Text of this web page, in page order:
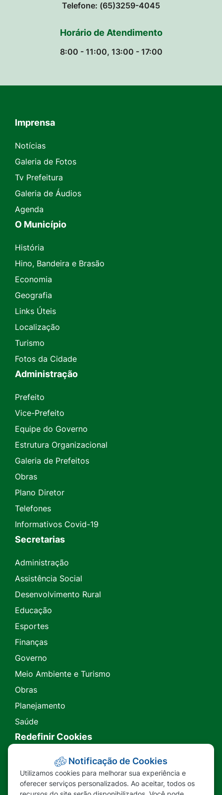
Telefone: (65)3259-4045
Horário de Atendimento
8:00 - 11:00, 13:00 - 17:00
Seção do Rodapé e Contato
Imprensa
Notícias
Galeria de Fotos
Tv Prefeitura
Galeria de Áudios
Agenda
O Município
História
Hino, Bandeira e Brasão
Economia
Geografia
Links Úteis
Localização
Turismo
Fotos da Cidade
Administração
Prefeito
Vice-Prefeito
Equipe do Governo
Estrutura Organizacional
Galeria de Prefeitos
Obras
Plano Diretor
Telefones
Informativos Covid-19
Secretarias
Administração
Assistência Social
Desenvolvimento Rural
Educação
Esportes
Finanças
Governo
Meio Ambiente e Turismo
Obras
Planejamento
Saúde
Redefinir Cookies
Transparência
Ouvidoria
Notificação de Cookies
Utilizamos cookies para melhorar sua experiência e
oferecer serviços personalizados. Ao aceitar, todos os